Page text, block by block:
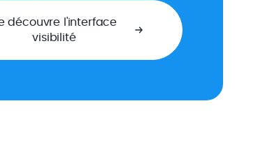
découvre l'interface
visibilité